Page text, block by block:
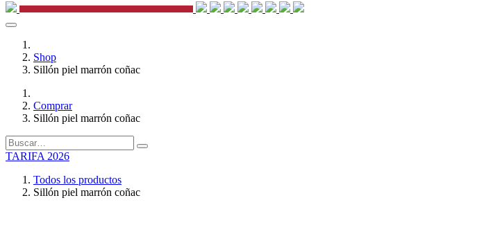
Shop
Sillón piel marrón coñac
Comprar
Sillón piel marrón coñac
TARIFA 2026
Todos los productos
Sillón piel marrón coñac